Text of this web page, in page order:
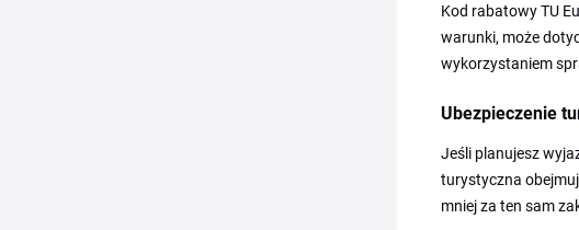
Kod rabatowy TU
warunki, może
wykorzystaniem
Ubezpieczenie
Jeśli planujesz
turystyczna
mniej za ten sam